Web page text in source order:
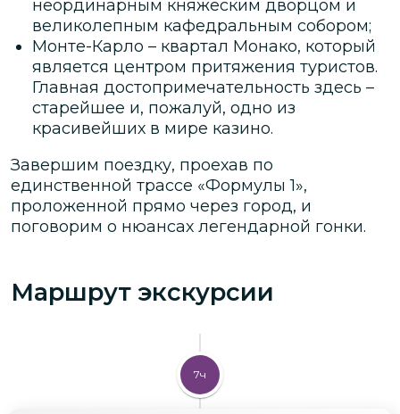
неординарным княжеским дворцом и
великолепным кафедральным собором;
Монте-Карло – квартал Монако, который
является центром притяжения туристов.
Главная достопримечательность здесь –
старейшее и, пожалуй, одно из
красивейших в мире казино.
Завершим поездку, проехав по
единственной трассе «Формулы 1»,
проложенной прямо через город, и
поговорим о нюансах легендарной гонки.
Маршрут экскурсии
7ч